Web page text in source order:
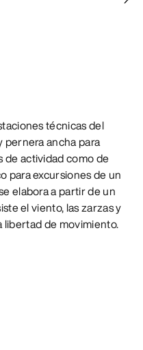
técnicas del
ancha para
de actividad como de
para excursiones de un
elabora a partir de un
el viento, las zarzas y
libertad de movimiento.